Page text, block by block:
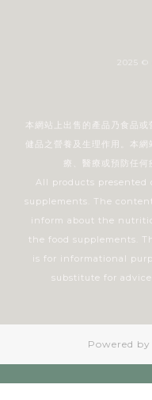
2025 ©
本網站上出售的產品乃食品
健品之營養及生理作用。本
療、醫療或預防任何
All products presented
supplements. The
inform about the
the food supplements.
is for informational
substitute for
Powered by